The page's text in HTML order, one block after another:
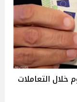
خلال التعاملات